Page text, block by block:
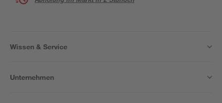
Wissen & Service
Unternehmen